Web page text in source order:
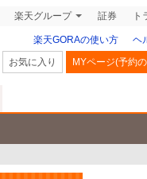
楽天グループ 証券 ト
楽天GORAの使い方 ヘ
お気に入り MYページ(予約